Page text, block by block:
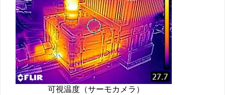
可視温度（サーモカメラ）